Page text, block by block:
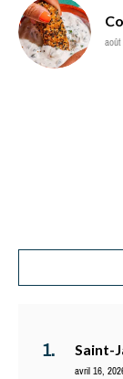
Saint-
avril 16,